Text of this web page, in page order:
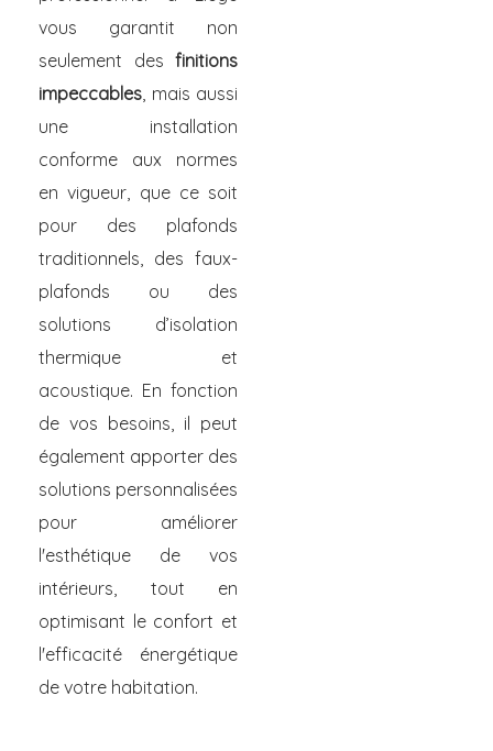
vous garantit non
seulement des finitions
impeccables, mais aussi
une installation
conforme aux normes
en vigueur, que ce soit
pour des plafonds
traditionnels, des faux-
plafonds ou des
solutions d’isolation
thermique et
acoustique. En fonction
de vos besoins, il peut
également apporter des
solutions personnalisées
pour améliorer
l'esthétique de vos
intérieurs, tout en
optimisant le confort et
l'efficacité énergétique
de votre habitation.